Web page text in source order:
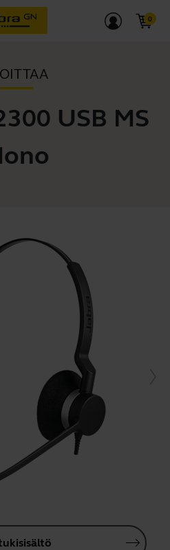
USB MS